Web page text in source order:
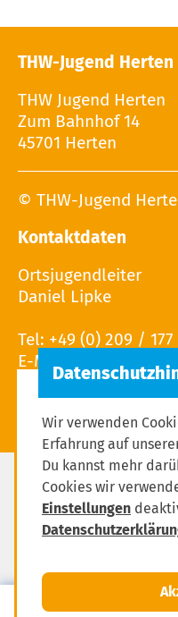
THW-Jugend Herten
THW Jugend Herten
Zum Bahnhof 14
45701 Herten
© THW-Jugend
Kontaktdaten
Ortsjugendleiter
Daniel Lipke
Tel: +49 (0) 209 / 177
E-Mail:
Wir verwenden
Erfahrung auf
Du kannst mehr
Cookies wir
Einstellungen